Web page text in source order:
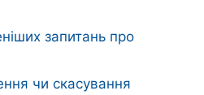
запитань про
чи скасування